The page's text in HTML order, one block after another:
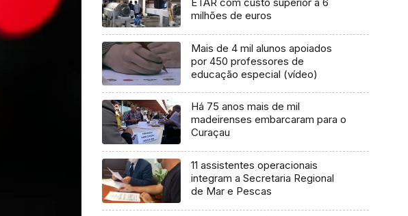
milhões de euros
Mais de 4 mil alunos apoiados
por 450 professores de
educação especial (vídeo)
Há 75 anos mais de mil
madeirenses embarcaram para o
Curaçau
11 assistentes operacionais
integram a Secretaria Regional
de Mar e Pescas